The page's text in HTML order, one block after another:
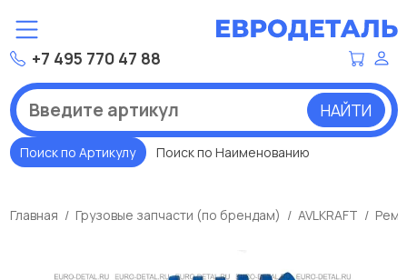
+7 495 770 47 88
НАЙТИ
Поиск по Артикулу Поиск по Наименованию
Главная Грузовые запчасти (по брендам) AVLKRAFT